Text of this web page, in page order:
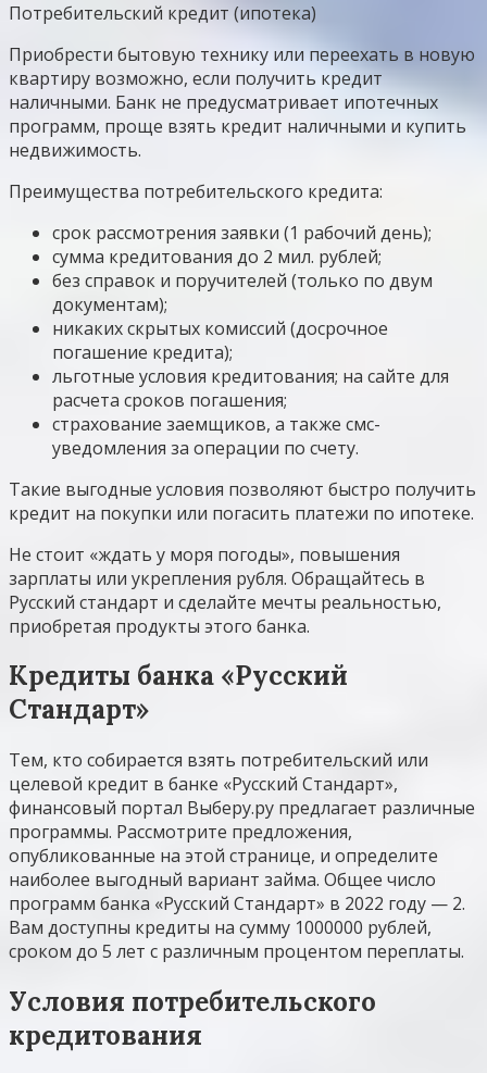
Потребительский кредит (ипотека)
Приобрести бытовую технику или переехать в новую
квартиру возможно, если получить кредит
наличными. Банк не предусматривает ипотечных
программ, проще взять кредит наличными и купить
недвижимость.
Преимущества потребительского кредита:
срок рассмотрения заявки (1 рабочий день);
сумма кредитования до 2 мил. рублей;
без справок и поручителей (только по двум
документам);
никаких скрытых комиссий (досрочное
погашение кредита);
льготные условия кредитования; на сайте для
расчета сроков погашения;
страхование заемщиков, а также смс-
уведомления за операции по счету.
Такие выгодные условия позволяют быстро получить
кредит на покупки или погасить платежи по ипотеке.
Не стоит «ждать у моря погоды», повышения
зарплаты или укрепления рубля. Обращайтесь в
Русский стандарт и сделайте мечты реальностью,
приобретая продукты этого банка.
Кредиты банка «Русский
Стандарт»
Тем, кто собирается взять потребительский или
целевой кредит в банке «Русский Стандарт»,
финансовый портал Выберу.ру предлагает различные
программы. Рассмотрите предложения,
опубликованные на этой странице, и определите
наиболее выгодный вариант займа. Общее число
программ банка «Русский Стандарт» в 2022 году — 2.
Вам доступны кредиты на сумму 1000000 рублей,
сроком до 5 лет с различным процентом переплаты.
Условия потребительского
кредитования